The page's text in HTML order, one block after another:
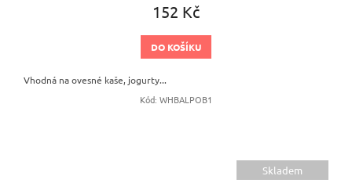
152 Kč
DO KOŠÍKU
Vhodná na ovesné kaše, jogurty...
Kód: WHBALPOB1
Skladem